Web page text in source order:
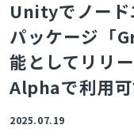
Unityでノード
パッケージ「
能としてリリ
Alphaで利用
2025.07.19